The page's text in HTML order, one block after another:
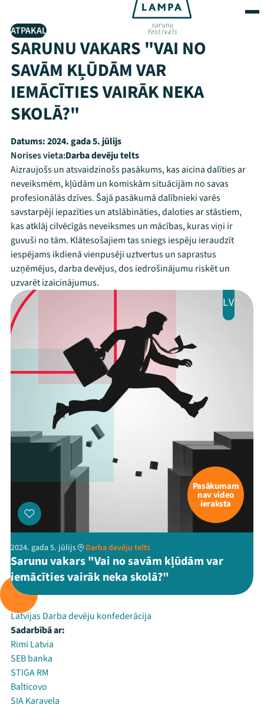
ATPAKAĻ
SARUNU VAKARS "VAI NO
SAVĀM KĻŪDĀM VAR
IEMĀCĪTIES VAIRĀK NEKA
SKOLĀ?"
Datums:2024. gada 5. jūlijs
Norises vieta:Darba devēju telts
Aizraujošs un atsvaidzinošs pasākums, kas aicina dalīties ar
neveiksmēm, kļūdām un komiskām situācijām no savas
profesionālās dzīves. Šajā pasākumā dalībnieki varēs
savstarpēji iepazīties un atslābināties, daloties ar stāstiem,
kas atklāj cilvēcīgās neveiksmes un mācības, kuras viņi ir
guvuši no tām. Klātesošajiem tas sniegs iespēju ieraudzīt
iespējams ikdienā vienpusēji uztvertus un saprastus
uzņēmējus, darba devējus, dos iedrošinājumu riskēt un
uzvarēt izaicinājumus.
LV
Pasākumam
nav video
ieraksta
2024. gada 5. jūlijs Darba devēju telts
Sarunu vakars "Vai no savām kļūdām var
iemācīties vairāk neka skolā?"
Latvijas Darba devēju konfederācija
Sadarbībā ar:
Rimi Latvia
SEB banka
STIGA RM
Balticovo
SIA Karavela